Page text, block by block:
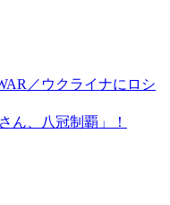
／ウクライナにロシ
ん、八冠制覇」！